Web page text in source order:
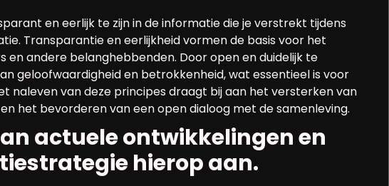
en eerlijk te zijn in de informatie die je verstrekt tijdens
Transparantie en eerlijkheid vormen de basis voor het
andere belanghebbenden. Door open en duidelijk te
geloofwaardigheid en betrokkenheid, wat essentieel is voor
naleven van deze principes draagt bij aan het versterken van
het bevorderen van een open dialoog met de samenleving.
actuele ontwikkelingen en
hierop aan.